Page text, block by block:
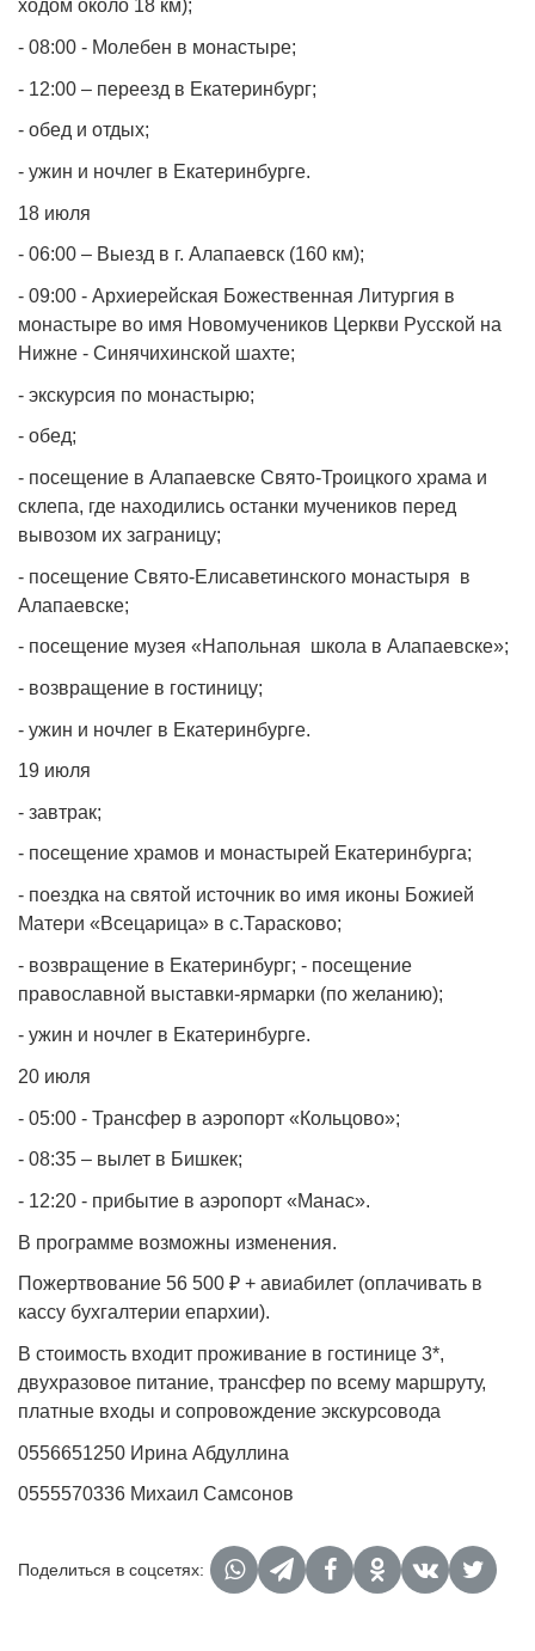
ходом около 18 км);
- 08:00 - Молебен в монастыре;
- 12:00 – переезд в Екатеринбург;
- обед и отдых;
- ужин и ночлег в Екатеринбурге.
18 июля
- 06:00 – Выезд в г. Алапаевск (160 км);
- 09:00 - Архиерейская Божественная Литургия в
монастыре во имя Новомучеников Церкви Русской на
Нижне - Синячихинской шахте;
- экскурсия по монастырю;
- обед;
- посещение в Алапаевске Свято-Троицкого храма и
склепа, где находились останки мучеников перед
вывозом их заграницу;
- посещение Свято-Елисаветинского монастыря в
Алапаевске;
- посещение музея «Напольная школа в Алапаевске»;
- возвращение в гостиницу;
- ужин и ночлег в Екатеринбурге.
19 июля
- завтрак;
- посещение храмов и монастырей Екатеринбурга;
- поездка на святой источник во имя иконы Божией
Матери «Всецарица» в с.Тарасково;
- возвращение в Екатеринбург; - посещение
православной выставки-ярмарки (по желанию);
- ужин и ночлег в Екатеринбурге.
20 июля
- 05:00 - Трансфер в аэропорт «Кольцово»;
- 08:35 – вылет в Бишкек;
- 12:20 - прибытие в аэропорт «Манас».
В программе возможны изменения.
Пожертвование 56 500 ₽ + авиабилет (оплачивать в
кассу бухгалтерии епархии).
В стоимость входит проживание в гостинице 3*,
двухразовое питание, трансфер по всему маршруту,
платные входы и сопровождение экскурсовода
0556651250 Ирина Абдуллина
0555570336 Михаил Самсонов
Поделиться в соцсетях: